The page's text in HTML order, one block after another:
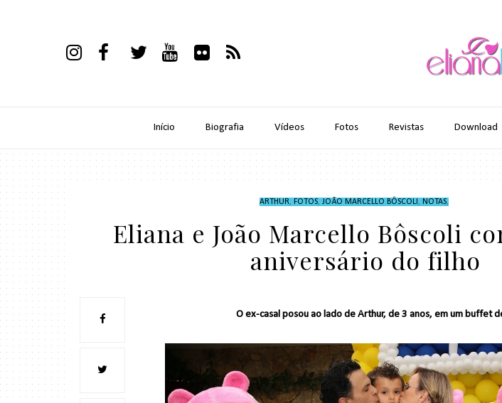
Início Biografia Vídeos Fotos Revistas Download
ARTHUR, FOTOS, JOÃO MARCELLO BÔSCOLI , NOTAS,
Eliana e João Marcello Bôscoli
aniversário do filho
O ex-casal posou ao lado de Arthur, de 3 anos, em um buffet